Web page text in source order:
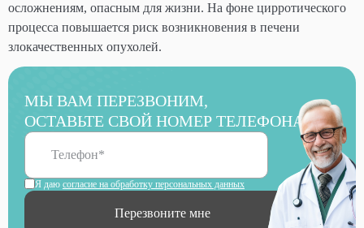
осложнениям, опасным для жизни. На фоне цирротического
процесса повышается риск возникновения в печени
злокачественных опухолей.
МЫ ВАМ ПЕРЕЗВОНИМ,
ОСТАВЬТЕ СВОЙ НОМЕР ТЕЛЕФОНА
Я даю согласие на обработку персональных данных
Перезвоните мне